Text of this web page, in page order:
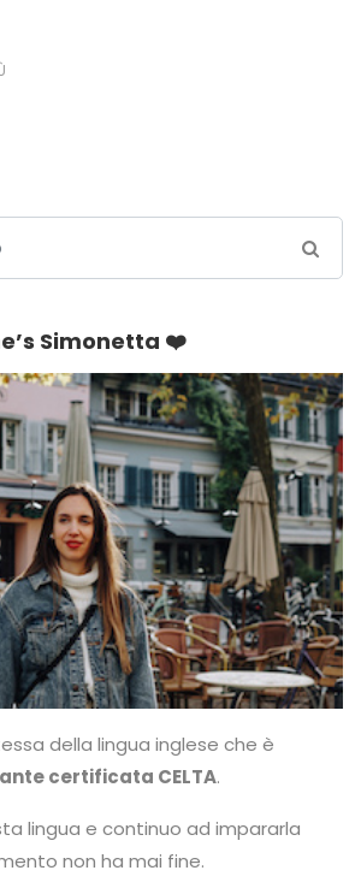
Simonetta ❤️
della lingua inglese che è
certificata CELTA.
lingua e continuo ad impararla
non ha mai fine.